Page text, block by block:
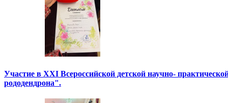
Участие в XXI Всероссийской детской научно-
рододендрона".